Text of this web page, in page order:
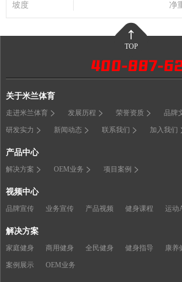
坡度 净
TOP
关于米兰体育
走进米兰体育 发展历程 荣誉资质 品牌
研发实力 新闻动态 联系我们 加入我们
产品中心
解决方案 OEM业务 项目案例
视频中心
品牌宣传 业务宣传 产品视频 健身课程 运动
解决方案
家庭健身 商用健身 全民健身 健身指导 康养
案例展示 OEM业务